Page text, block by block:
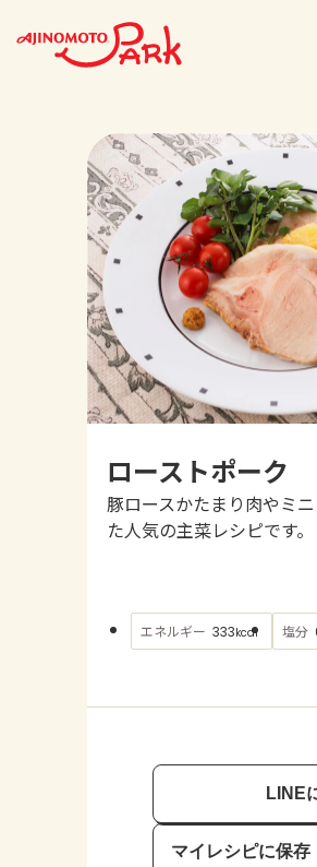
ローストポーク
豚ロースかたまり肉やミ
た人気の主菜レシピです。
エネルギー 333kcal 塩分
LINE
マイレシピに保存